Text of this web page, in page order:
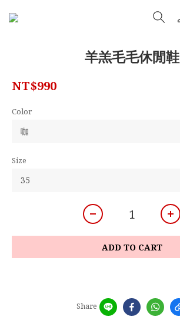
羊羔毛毛休閒鞋
NT$990
Color
Size
ADD TO CART
Share